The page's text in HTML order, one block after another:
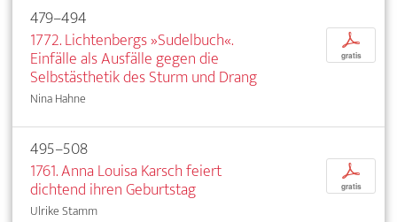
479–494
1772. Lichtenbergs »Sudelbuch«.
Einfälle als Ausfälle gegen die
Selbstästhetik des Sturm und Drang
Nina Hahne
p
gratis
495–508
1761. Anna Louisa Karsch feiert
dichtend ihren Geburtstag
Ulrike Stamm
p
gratis